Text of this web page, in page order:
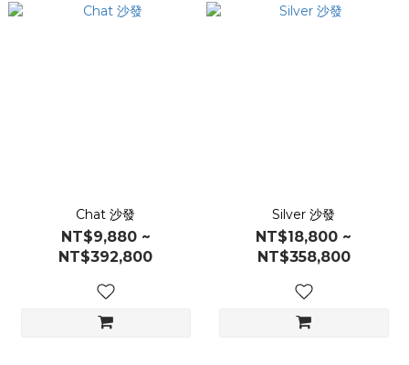
Chat 沙發
NT$9,880 ~
NT$392,800
Silver 沙發
NT$18,800 ~
NT$358,800